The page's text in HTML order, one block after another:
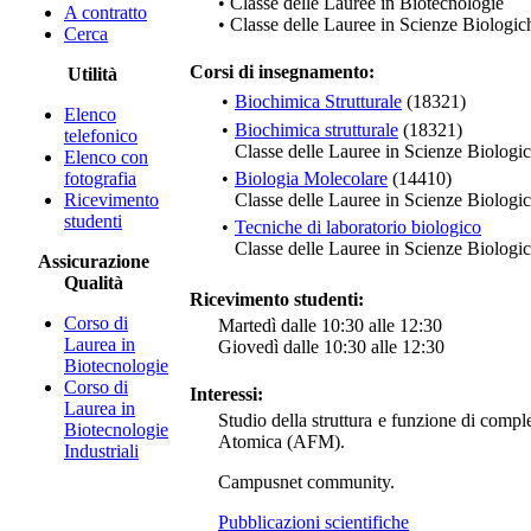
A contratto
Cerca
Utilità
Elenco
telefonico
Elenco con
fotografia
Ricevimento
studenti
Assicurazione
Qualità
Corso di
Laurea in
Biotecnologie
Corso di
Laurea in
Biotecnologie
Industriali
• Classe delle Lauree in Scienze
Corsi di insegnamento:
• Biochimica Strutturale (18321)
• Biochimica strutturale (18321)
Classe delle Lauree in Scienze
• Biologia Molecolare (14410)
Classe delle Lauree in Scienze
• Tecniche di laboratorio biologico
Classe delle Lauree in Scienze
Ricevimento studenti:
Martedì dalle 10:30 alle 12:30
Giovedì dalle 10:30 alle 12:30
Interessi:
Studio della struttura e funzione di
Atomica (AFM).
Campusnet community.
Pubblicazioni scientifiche